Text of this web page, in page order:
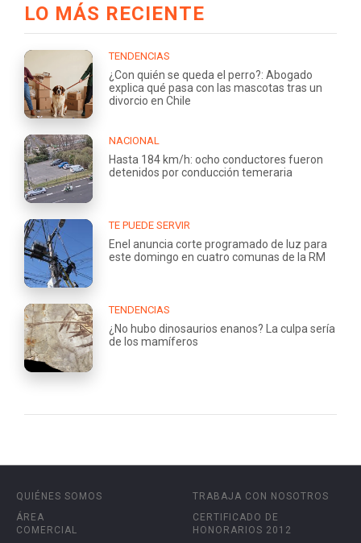
LO MÁS RECIENTE
TENDENCIAS
¿Con quién se queda el perro?: Abogado
explica qué pasa con las mascotas tras un
divorcio en Chile
NACIONAL
Hasta 184 km/h: ocho conductores fueron
detenidos por conducción temeraria
TE PUEDE SERVIR
Enel anuncia corte programado de luz para
este domingo en cuatro comunas de la RM
TENDENCIAS
¿No hubo dinosaurios enanos? La culpa sería
de los mamíferos
QUIÉNES SOMOS
ÁREA
COMERCIAL
TRABAJA CON NOSOTROS
CERTIFICADO DE
HONORARIOS 2012